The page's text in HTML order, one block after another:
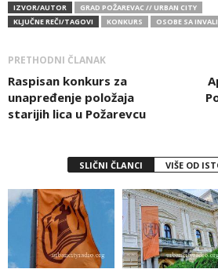
IZVOR/AUTOR
GRAD POŽAREVAC // URBAN CITY
KLJUČNE REČI/TAGOVI
KONKURS OSOBE SA
PRETHODNI ČLANAK
Raspisan konkurs za
unapređenje položaja
starijih lica u Požarevcu
SLIČNI ČLANCI VIŠE OD